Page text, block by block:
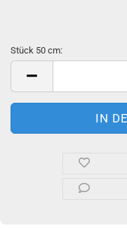
Stück 50 cm:
Stück
cm